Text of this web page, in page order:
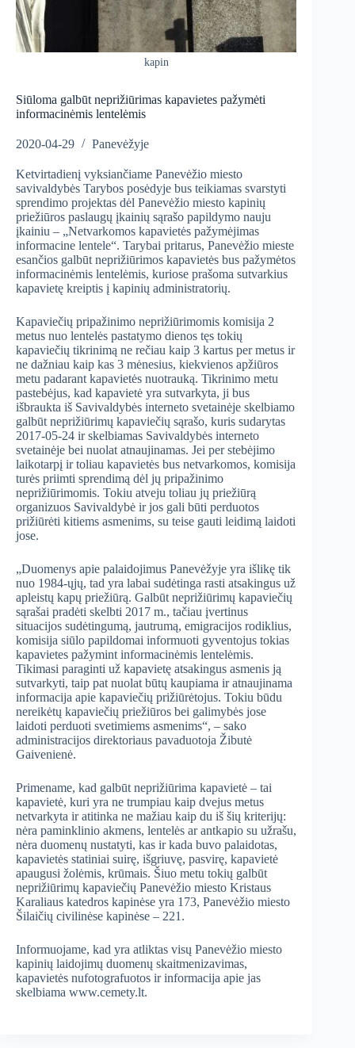
kapin
Siūloma galbūt neprižiūrimas kapavietes pažymėti
informacinėmis lentelėmis
2020-04-29 Panevėžyje
Ketvirtadienį vyksiančiame Panevėžio miesto
savivaldybės Tarybos posėdyje bus teikiamas svarstyti
sprendimo projektas dėl Panevėžio miesto kapinių
priežiūros paslaugų įkainių sąrašo papildymo nauju
įkainiu – „Netvarkomos kapavietės pažymėjimas
informacine lentele“. Tarybai pritarus, Panevėžio mieste
esančios galbūt neprižiūrimos kapavietės bus pažymėtos
informacinėmis lentelėmis, kuriose prašoma sutvarkius
kapavietę kreiptis į kapinių administratorių.
Kapaviečių pripažinimo neprižiūrimomis komisija 2
metus nuo lentelės pastatymo dienos tęs tokių
kapaviečių tikrinimą ne rečiau kaip 3 kartus per metus ir
ne dažniau kaip kas 3 mėnesius, kiekvienos apžiūros
metu padarant kapavietės nuotrauką. Tikrinimo metu
pastebėjus, kad kapavietė yra sutvarkyta, ji bus
išbraukta iš Savivaldybės interneto svetainėje skelbiamo
galbūt neprižiūrimų kapaviečių sąrašo, kuris sudarytas
2017-05-24 ir skelbiamas Savivaldybės interneto
svetainėje bei nuolat atnaujinamas. Jei per stebėjimo
laikotarpį ir toliau kapavietės bus netvarkomos, komisija
turės priimti sprendimą dėl jų pripažinimo
neprižiūrimomis. Tokiu atveju toliau jų priežiūrą
organizuos Savivaldybė ir jos gali būti perduotos
prižiūrėti kitiems asmenims, su teise gauti leidimą laidoti
jose.
„Duomenys apie palaidojimus Panevėžyje yra išlikę tik
nuo 1984-ųjų, tad yra labai sudėtinga rasti atsakingus už
apleistų kapų priežiūrą. Galbūt neprižiūrimų kapaviečių
sąrašai pradėti skelbti 2017 m., tačiau įvertinus
situacijos sudėtingumą, jautrumą, emigracijos rodiklius,
komisija siūlo papildomai informuoti gyventojus tokias
kapavietes pažymint informacinėmis lentelėmis.
Tikimasi paraginti už kapavietę atsakingus asmenis ją
sutvarkyti, taip pat nuolat būtų kaupiama ir atnaujinama
informacija apie kapaviečių prižiūrėtojus. Tokiu būdu
nereikėtų kapaviečių priežiūros bei galimybės jose
laidoti perduoti svetimiems asmenims“, – sako
administracijos direktoriaus pavaduotoja Žibutė
Gaivenienė.
Primename, kad galbūt neprižiūrima kapavietė – tai
kapavietė, kuri yra ne trumpiau kaip dvejus metus
netvarkyta ir atitinka ne mažiau kaip du iš šių kriterijų:
nėra paminklinio akmens, lentelės ar antkapio su užrašu,
nėra duomenų nustatyti, kas ir kada buvo palaidotas,
kapavietės statiniai suirę, išgriuvę, pasvirę, kapavietė
apaugusi žolėmis, krūmais. Šiuo metu tokių galbūt
neprižiūrimų kapaviečių Panevėžio miesto Kristaus
Karaliaus katedros kapinėse yra 173, Panevėžio miesto
Šilaičių civilinėse kapinėse – 221.
Informuojame, kad yra atliktas visų Panevėžio miesto
kapinių laidojimų duomenų skaitmenizavimas,
kapavietės nufotografuotos ir informacija apie jas
skelbiama www.cemety.lt.